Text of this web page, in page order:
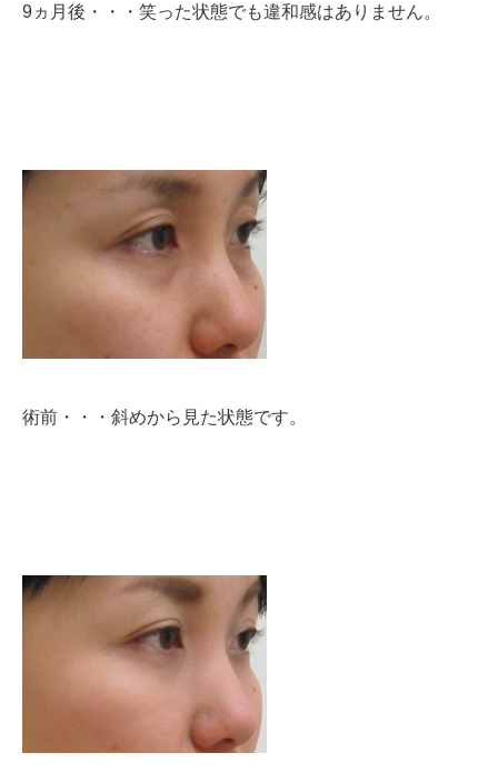
9ヵ月後・・・笑った状態でも違和感はありません。
術前・・・斜めから見た状態です。